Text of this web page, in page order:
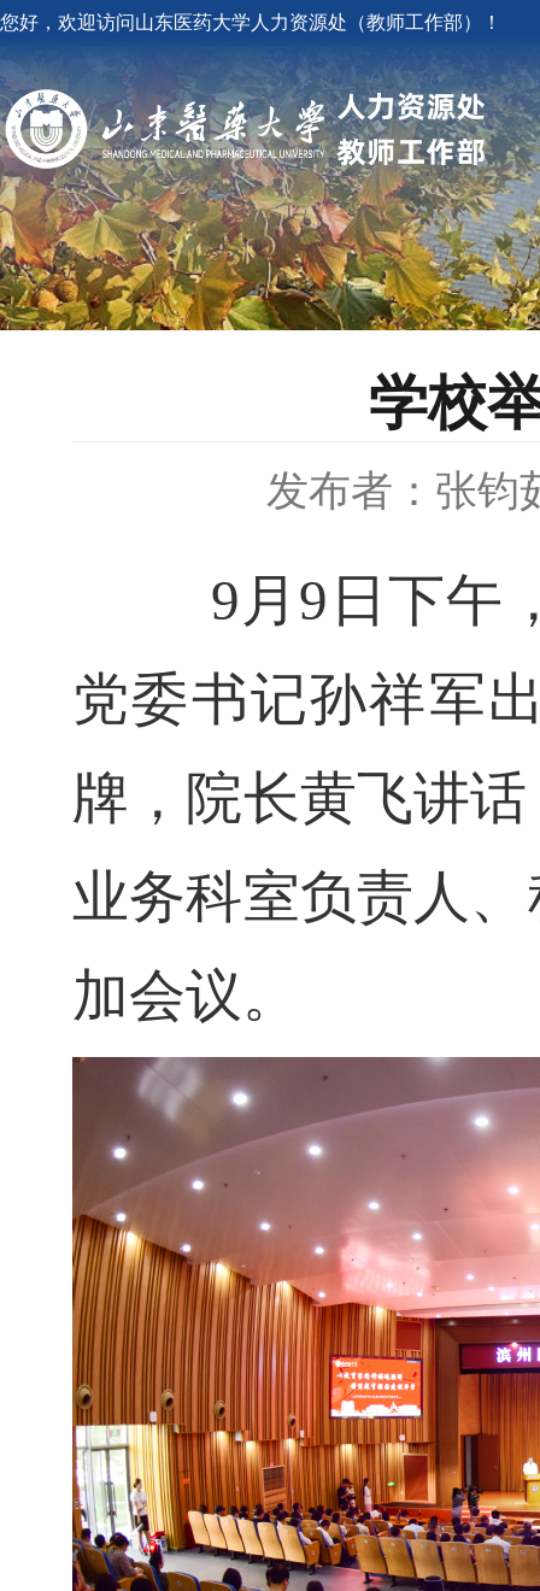
您好，欢迎访问山东医药大学人力资源处（教师工作部）！
学校
发布者：张钧
9月9日下午
党委书记孙祥军
牌，院长黄飞讲
业务科室负责人
加会议。